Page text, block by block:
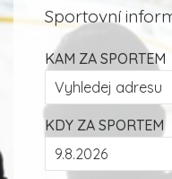
Sportovní
KAM ZA SPORTEM
KDY ZA SPORTEM